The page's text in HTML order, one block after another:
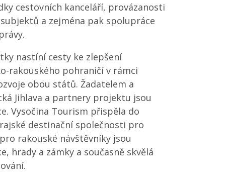
cestovních kanceláří, provázanosti
a zejména pak spolupráce
nastíní cesty ke zlepšení
rakouského pohraničí v rámci
obou států. Žadatelem a
Jihlava a partnery projektu jsou
Vysočina Tourism přispěla do
destinační společnosti pro
rakouské návštěvníky jsou
hrady a zámky a současně skvělá